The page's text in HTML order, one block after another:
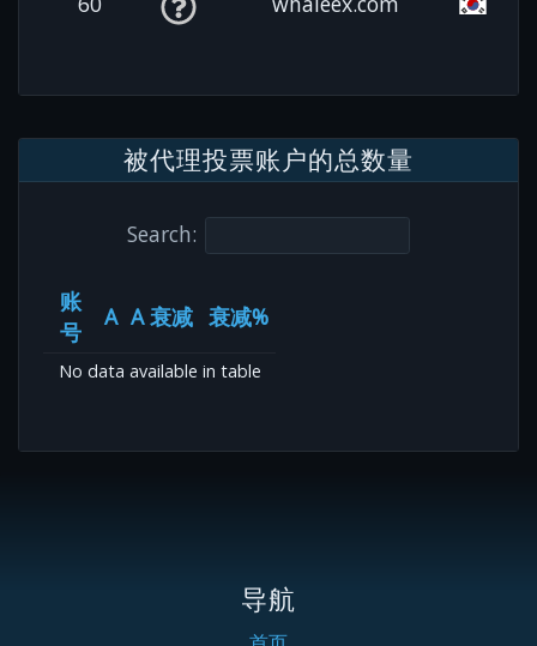
被代理投票账户的总数量
Search:
账
号
A A 衰减 衰减%
No data available in table
导航